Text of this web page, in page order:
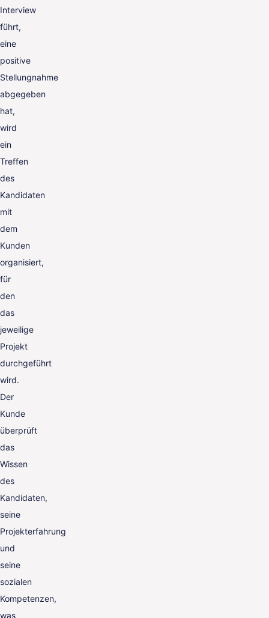
Interview
führt,
eine
positive
Stellungnahme
abgegeben
hat,
wird
ein
Treffen
des
Kandidaten
mit
dem
Kunden
organisiert,
für
den
das
jeweilige
Projekt
durchgeführt
wird.
Der
Kunde
überprüft
das
Wissen
des
Kandidaten,
seine
Projekterfahrung
und
seine
sozialen
Kompetenzen,
was